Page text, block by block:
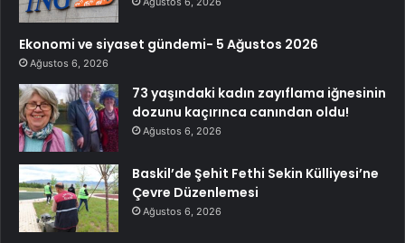
Ekonomi ve siyaset gündemi- 5 Ağustos 2026
Ağustos 6, 2026
73 yaşındaki kadın zayıflama iğnesinin
dozunu kaçırınca canından oldu!
Ağustos 6, 2026
Baskil’de Şehit Fethi Sekin Külliyesi’ne
Çevre Düzenlemesi
Ağustos 6, 2026